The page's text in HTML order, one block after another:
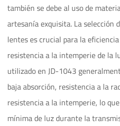
también se debe al uso de
artesanía exquisita. La selección
lentes es crucial para la
resistencia a la intemperie de la
utilizado en JD-1043
baja absorción, resistencia a la
resistencia a la intemperie, lo
mínima de luz durante la